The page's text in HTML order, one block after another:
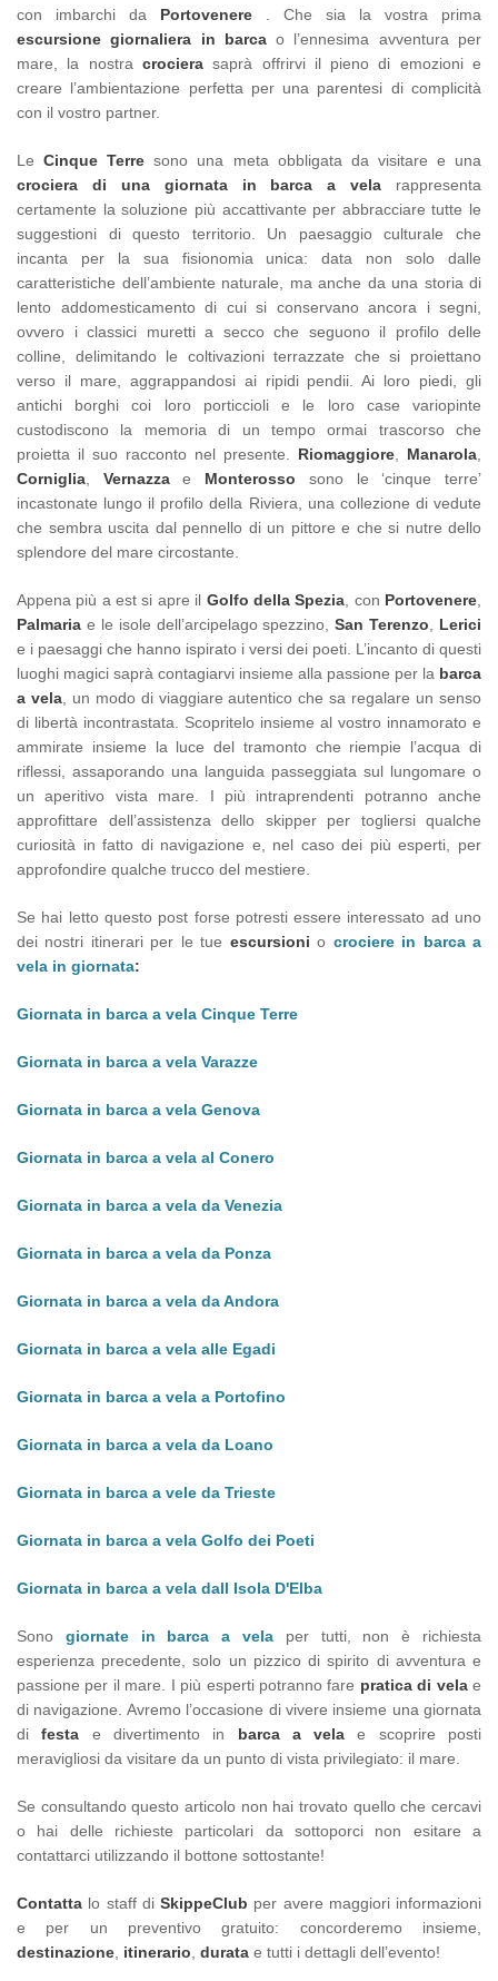
con imbarchi da Portovenere . Che sia la vostra prima
escursione giornaliera in barcao l’ennesima avventura per
mare, la nostra crocierasaprà offrirvi il pieno di emozioni e
creare l’ambientazione perfetta per una parentesi di complicità
con il vostro partner.
LeCinque Terre sono una meta obbligata da visitare e una
crociera di una giornata in barca a vela rappresenta
certamente la soluzione più accattivante per abbracciare tutte le
suggestioni di questo territorio. Un paesaggio culturale che
incanta per la sua fisionomia unica: data non solo dalle
caratteristiche dell’ambiente naturale, ma anche da una storia di
lento addomesticamento di cui si conservano ancora i segni,
ovvero i classici muretti a secco che seguono il profilo delle
colline, delimitando le coltivazioni terrazzate che si proiettano
verso il mare, aggrappandosi ai ripidi pendii. Ai loro piedi, gli
antichi borghi coi loro porticcioli e le loro case variopinte
custodiscono la memoria di un tempo ormai trascorso che
proietta il suo racconto nel presente. Riomaggiore Manarola
Corniglia
Vernazzae Monterosso sono le ‘cinque terre’
incastonate lungo il profilo della Riviera, una collezione di vedute
che sembra uscita dal pennello di un pittore e che si nutre dello
splendore del mare circostante.
Appena più a est si apre il Golfo della Spezia , con Portovenere
Palmaria e le isole dell’arcipelago spezzino,San Terenzo
Lerici
e i paesaggi che hanno ispirato i versi dei poeti. L’incanto di questi
luoghi magici saprà contagiarvi insieme alla passione per la barca
a vela, un modo di viaggiare autentico che sa regalare un senso
di libertà incontrastata. Scopritelo insieme al vostro innamorato e
ammirate insieme la luce del tramonto che riempie l’acqua di
riflessi, assaporando una languida passeggiata sul lungomare o
un aperitivo vista mare. I più intraprendenti potranno anche
approfittare dell’assistenza dello skipper per togliersi qualche
curiosità in fatto di navigazione e, nel caso dei più esperti, per
approfondire qualche trucco del mestiere.
Se hai letto questo post forse potresti essere interessato ad uno
dei nostri itinerari per le tue escursionio crociere in barca a
vela in giornata:
Giornata in barca a vela Cinque Terre
Giornata in barca a vela Varazze
Giornata in barca a vela Genova
Giornata in barca a vela al Conero
Giornata in barca a vela da Venezia
Giornata in barca a vela da Ponza
Giornata in barca a vela da Andora
Giornata in barca a vela alle Egadi
Giornata in barca a vela a Portofino
Giornata in barca a vela da Loano
Giornata in barca a vele da Trieste
Giornata in barca a vela Golfo dei Poeti
Giornata in barca a vela dall Isola D'Elba
Sono giornate in barca a vela per tutti, non è richiesta
esperienza precedente, solo un pizzico di spirito di avventura e
passione per il mare. I più esperti potranno fare pratica di velae
di navigazione. Avremo l’occasione di vivere insieme una giornata
difesta e divertimento in barca a vela e scoprire posti
meravigliosi da visitare da un punto di vista privilegiato: il mare.
Se consultando questo articolo non hai trovato quello che cercavi
o hai delle richieste particolari da sottoporci non esitare a
contattarci utilizzando il bottone sottostante!
Contatta lo staff diSkippeClub per avere maggiori informazioni
e per un preventivo gratuito: concorderemo insieme,
destinazione itinerario durata e tutti i dettagli dell’evento!